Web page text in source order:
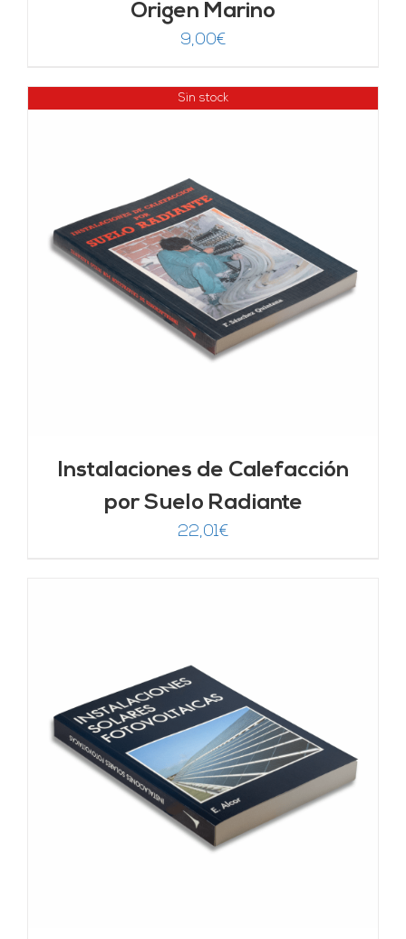
Origen Marino
9,00€
Sin stock
Instalaciones de Calefacción
por Suelo Radiante
22,01€